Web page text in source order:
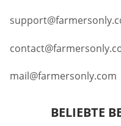
mail@farmersonly.com
BELIEBTE